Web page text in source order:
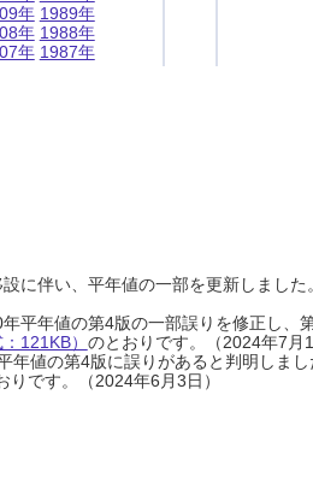
年
年
年
1989年
1988年
1987年
に伴い、平年値の一部を更新しました
平年値の第4版の一部誤りを修正し
121KB） のとおりです。（2024年7月
年値の第4版に誤りがあると判明しま
りです。（2024年6月3日）